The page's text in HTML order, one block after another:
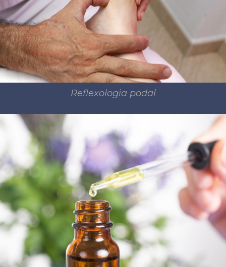
Reflexologia podal